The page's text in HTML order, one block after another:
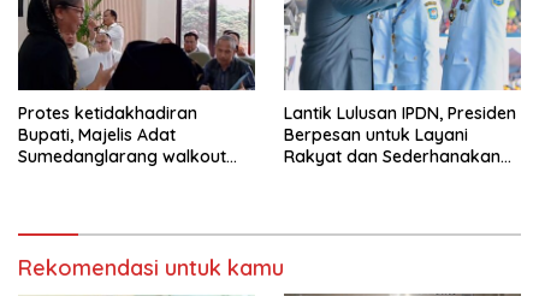
Protes ketidakhadiran
Bupati, Majelis Adat
Sumedanglarang walkout
Lantik Lulusan IPDN, Presiden
Berpesan untuk Layani
Rakyat dan Sederhanakan
Rekomendasi untuk kamu